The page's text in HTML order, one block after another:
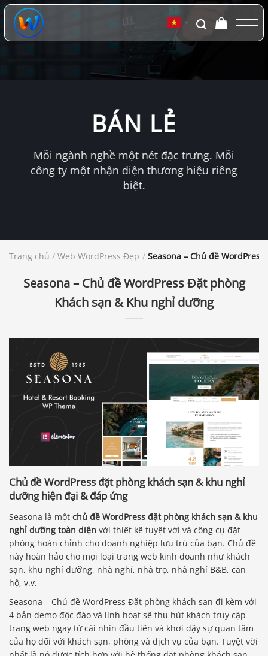
Chuyển
đến
dung
▼
BÁN LẺ
Mỗi ngành nghề một nét đặc trưng. Mỗi
công ty một nhận diện thương hiệu riêng
biệt.
Trang chủ / Web WordPress Đẹp / Seasona – Chủ đề
Seasona – Chủ đề WordPress Đặt phòng
Khách sạn & Khu nghỉ dưỡng
Chủ đề WordPress đặt phòng khách sạn & khu nghỉ
dưỡng hiện đại & đáp ứng
Seasona là một chủ đề WordPress đặt phòng khách sạn & khu
nghỉ dưỡng toàn diện với thiết kế tuyệt vời và công cụ đặt
phòng hoàn chỉnh cho doanh nghiệp lưu trú của bạn. Chủ đề
này hoàn hảo cho mọi loại trang web kinh doanh như khách
sạn, khu nghỉ dưỡng, nhà nghỉ, nhà trọ, nhà nghỉ B&B, căn
hộ, v.v.
Seasona – Chủ đề WordPress Đặt phòng khách sạn đi kèm với
4 bản demo độc đáo và linh hoạt sẽ thu hút khách truy cập
trang web ngay từ cái nhìn đầu tiên và khơi dậy sự quan tâm
của họ đối với khách sạn, phòng và dịch vụ của bạn. Tuyệt vời